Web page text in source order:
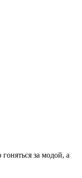
за модой, а